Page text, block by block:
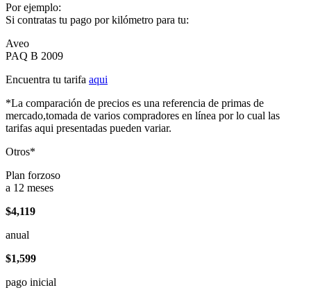
Por ejemplo:
Si contratas tu pago por kilómetro para tu:
Aveo
PAQ B 2009
Encuentra tu tarifa aqui
*La comparación de precios es una referencia de primas de
mercado,tomada de varios compradores en línea por lo cual las
tarifas aqui presentadas pueden variar.
Otros*
Plan forzoso
a 12 meses
$4,119
anual
$1,599
pago inicial